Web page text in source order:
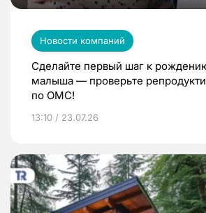
Новости компаний
Сделайте первый шаг к
малыша — проверьте
по ОМС!
13:10 / 23.07.26